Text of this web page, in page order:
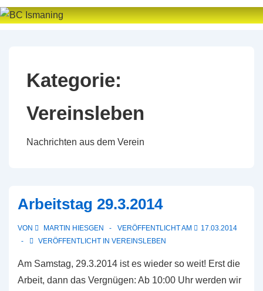
↓
Zum
Kategorie:
Vereinsleben
Nachrichten aus dem Verein
Arbeitstag 29.3.2014
VON MARTIN HIESGEN VERÖFFENTLICHT AM
17.03.2014
VERÖFFENTLICHT IN VEREINSLEBEN
Am Samstag, 29.3.2014 ist es wieder so weit! Erst die
Arbeit, dann das Vergnügen: Ab 10:00 Uhr werden wir